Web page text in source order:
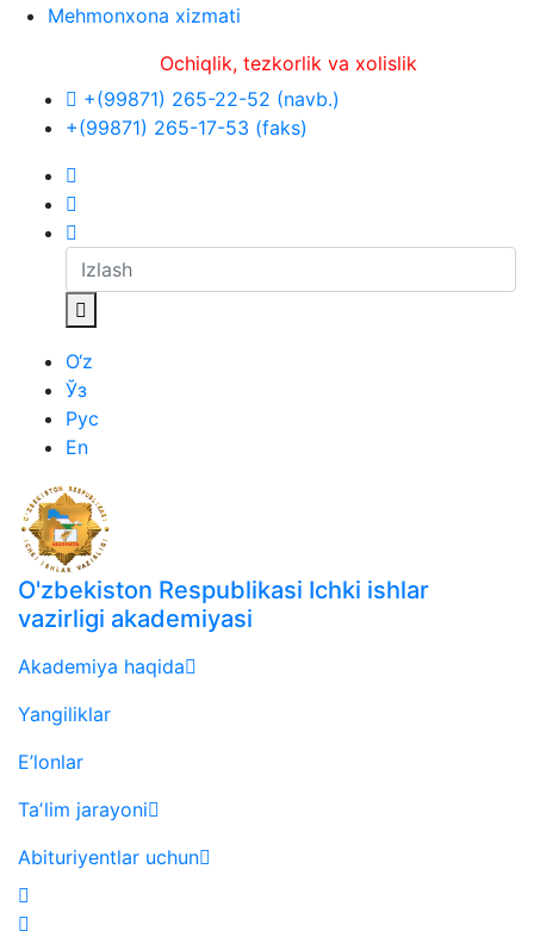
Mehmonxona xizmati
Ochiqlik, tezkorlik va xolislik
+(99871) 265-22-52 (navb.)
+(99871) 265-17-53 (faks)
O‘z
Ўз
Рус
En
O'zbekiston Respublikasi Ichki ishlar
vazirligi akademiyasi
Akademiya haqida
Yangiliklar
E’lonlar
Taʼlim jarayoni
Abituriyentlar uchun